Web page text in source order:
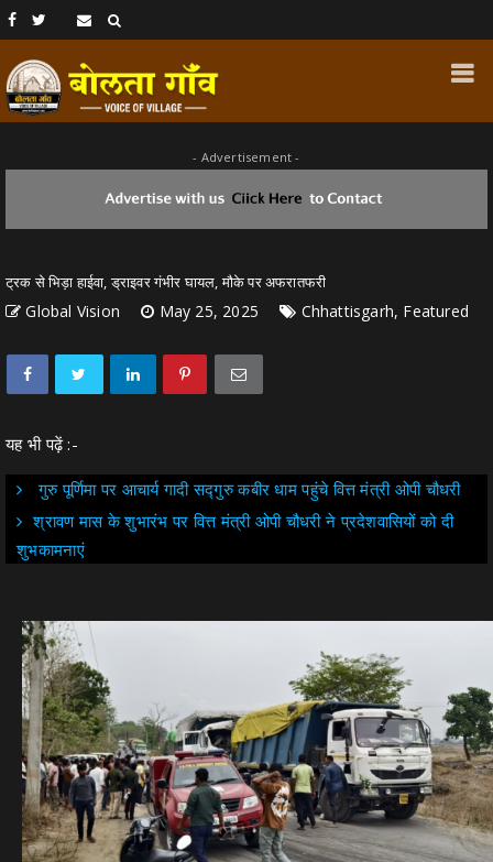
- Advertisement -
ट्रक से भिड़ा हाईवा, ड्राइवर गंभीर घायल, मौके पर अफरातफरी
Global Vision May 25, 2025 Chhattisgarh, Featured
यह भी पढ़ें :-
गुरु पूर्णिमा पर आचार्य गादी सद्गुरु कबीर धाम पहुंचे वित्त मंत्री ओपी चौधरी
श्रावण मास के शुभारंभ पर वित्त मंत्री ओपी चौधरी ने प्रदेशवासियों को दी
शुभकामनाएं